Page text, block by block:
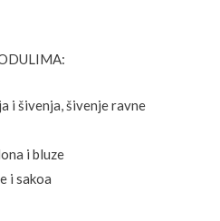
i šivenja, šivenje ravne
i bluze
i sakoa